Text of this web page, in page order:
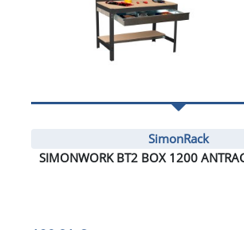
SimonRack
SIMONWORK BT2 BOX 1200